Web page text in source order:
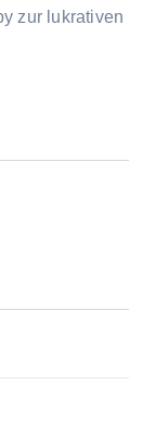
zur lukrativen